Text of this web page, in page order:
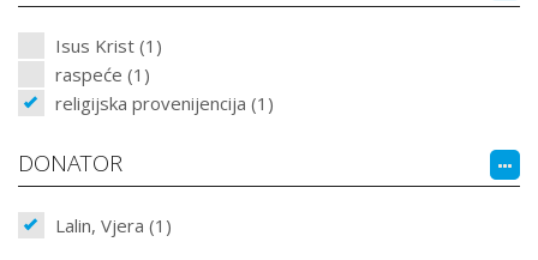
Isus Krist (1)
raspeće (1)
religijska provenijencija (1)
DONATOR
Lalin, Vjera (1)